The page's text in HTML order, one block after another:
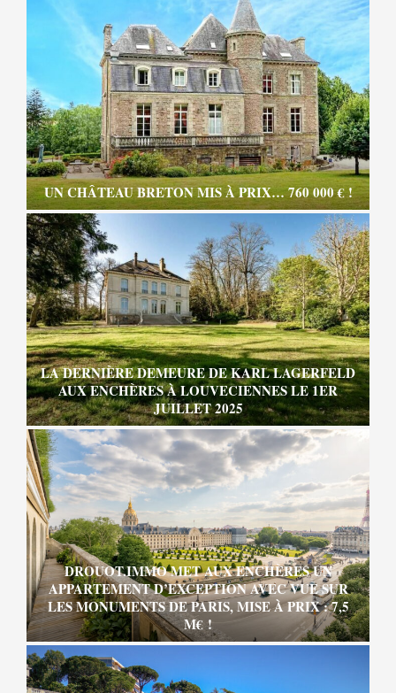
UN CHÂTEAU BRETON MIS À PRIX… 760 000 € !
LA DERNIÈRE DEMEURE DE KARL LAGERFELD
AUX ENCHÈRES À LOUVECIENNES LE 1ER
JUILLET 2025
DROUOT.IMMO MET AUX ENCHÈRES UN
APPARTEMENT D’EXCEPTION AVEC VUE SUR
LES MONUMENTS DE PARIS, MISE À PRIX : 7,5
M€ !